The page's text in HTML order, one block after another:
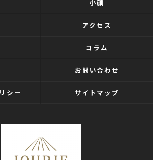
小顔
アクセス
コラム
お問い合わせ
シー サイトマップ